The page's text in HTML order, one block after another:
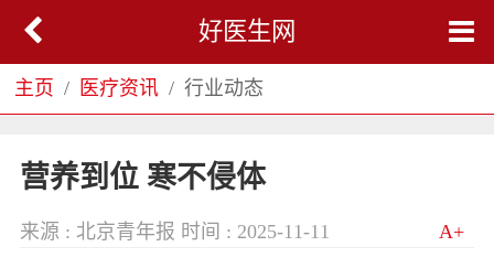
好医生网
主页 医疗资讯 行业动态
营养到位 寒不侵体
来源 : 北京青年报 时间 : 2025-11-11 A+